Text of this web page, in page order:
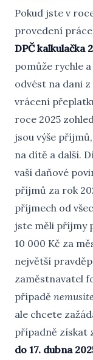
Pokud jste v
provedení
DPČ kalkulačka
pomůže rychle
odvést na dani
vrácení
roce 2025
jsou výše
na dítě a další.
vaší daňové
příjmů za rok
příjmech od
jste měli příjmy
10 000 Kč za
největší
zaměstnavatel
případě
ale chcete
případně získat
do 17. dubna